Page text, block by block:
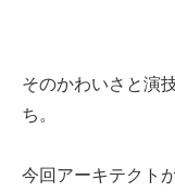
そのかわいさと演
ち。
今回アーキテクト